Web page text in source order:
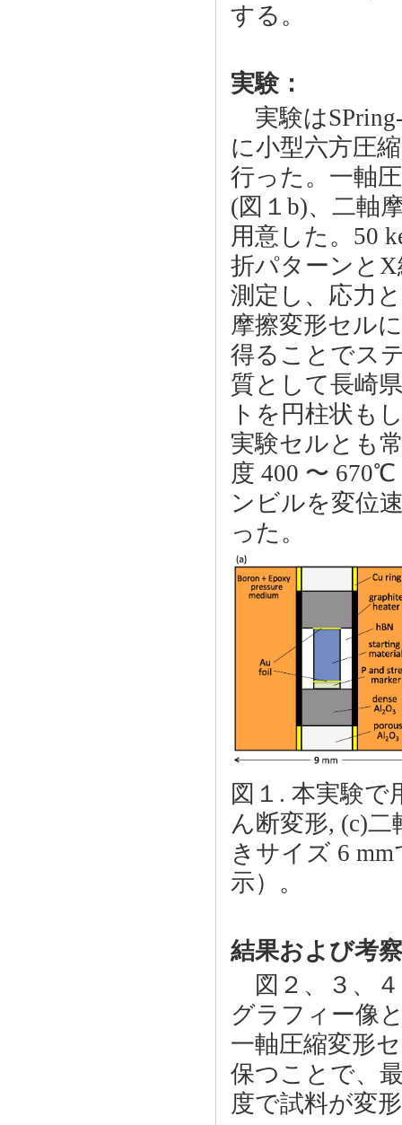
する。
実験：
実験は
に小型六方圧
行った。一軸
(図１b)、二軸
用意した。50
折パターンと
測定し、応力
摩擦変形セル
得ることでス
質として長崎
トを円柱状も
実験セルとも
度 400 〜
ンビルを変位
った。
図１. 本実験で
ん断変形, (c)
きサイズ 6
示）。
結果および考
図２、３、
グラフィー像
一軸圧縮変形
保つことで、
度で試料が変